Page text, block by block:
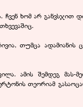
ჩვენ ხომ არ განვსჯით
თუმცა ადამიანის
ამის შემდეგ მას-
თეორიამ